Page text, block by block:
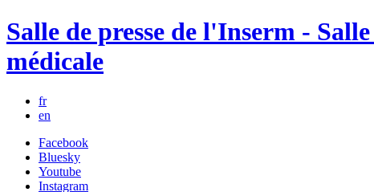
Salle de presse de l'Inserm -
médicale
fr
en
Facebook
Bluesky
Youtube
Instagram